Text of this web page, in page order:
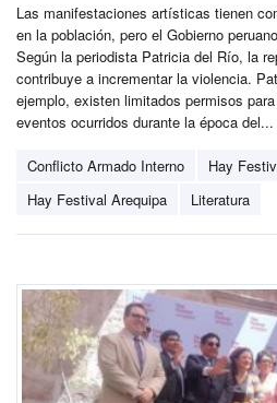
Las manifestaciones artísticas tienen
en la población, pero el Gobierno
Según la periodista Patricia del Río, la
contribuye a incrementar la violencia.
ejemplo, existen limitados permisos
eventos ocurridos durante la época del...
Conflicto Armado Interno
Hay
Hay Festival Arequipa
Literatura